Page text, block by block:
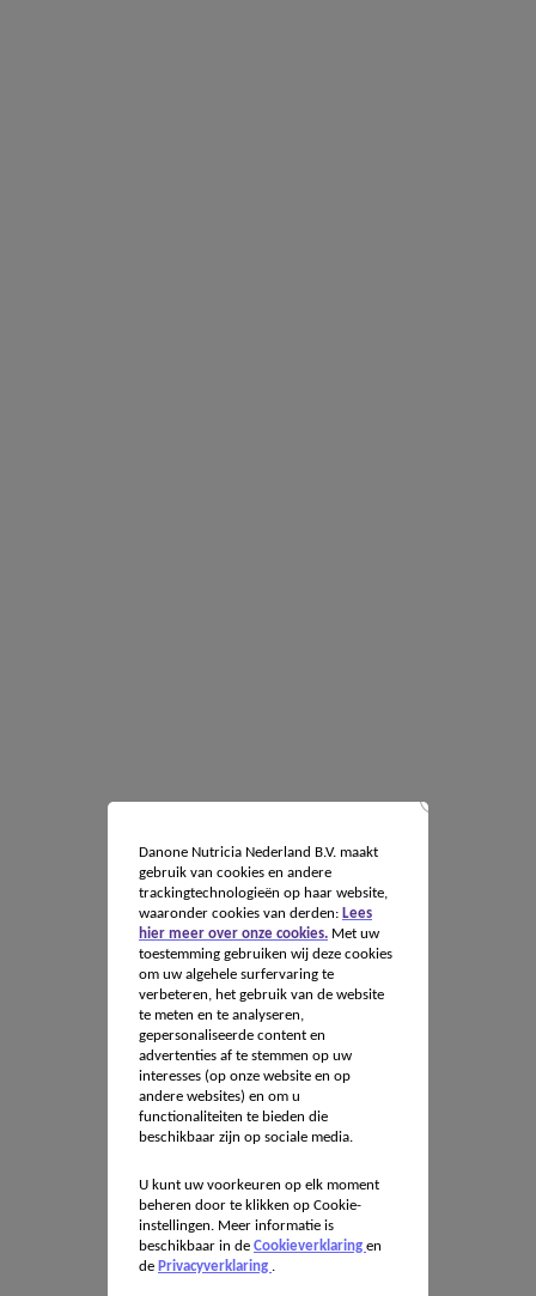
Danone Nutricia Nederland B.V. maakt
gebruik van cookies en andere
trackingtechnologieën op haar website,
waaronder cookies van derden: Lees
hier meer over onze cookies.Met uw
toestemming gebruiken wij deze cookies
om uw algehele surfervaring te
verbeteren, het gebruik van de website
te meten en te analyseren,
gepersonaliseerde content en
advertenties af te stemmen op uw
interesses (op onze website en op
andere websites) en om u
functionaliteiten te bieden die
beschikbaar zijn op sociale media.
U kunt uw voorkeuren op elk moment
beheren door te klikken op Cookie-
instellingen. Meer informatie is
beschikbaar in de Cookieverklaring en
de Privacyverklaring .